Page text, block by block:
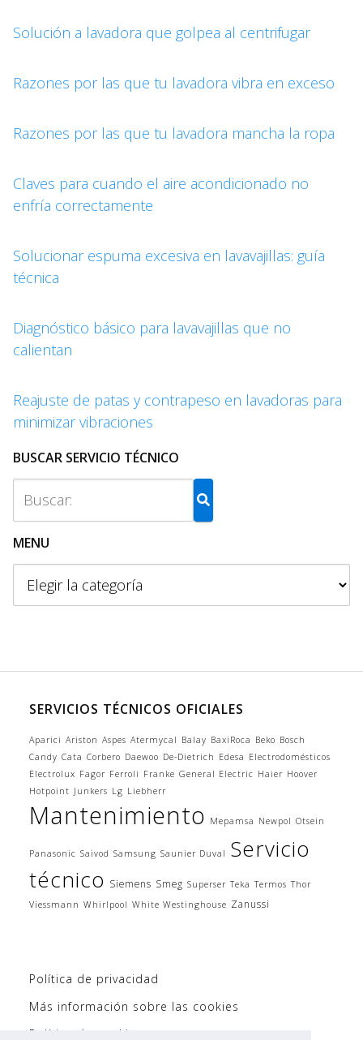
Solución a lavadora que golpea al centrifugar
Razones por las que tu lavadora vibra en exceso
Razones por las que tu lavadora mancha la ropa
Claves para cuando el aire acondicionado no
enfría correctamente
Solucionar espuma excesiva en lavavajillas: guía
técnica
Diagnóstico básico para lavavajillas que no
calientan
Reajuste de patas y contrapeso en lavadoras para
minimizar vibraciones
BUSCAR SERVICIO TÉCNICO
MENU
n
SERVICIOS TÉCNICOS OFICIALES
Aparici Ariston Aspes Atermycal Balay BaxiRoca Beko Bosch
Candy Cata Corbero Daewoo De-Dietrich Edesa Electrodomésticos
Electrolux Fagor Ferroli Franke General Electric Haier Hoover
Hotpoint Junkers Lg Liebherr
Mantenimiento Mepamsa Newpol Otsein
Panasonic Saivod Samsung Saunier Duval Servicio
técnico Siemens Smeg Superser Teka Termos Thor
Viessmann Whirlpool White Westinghouse Zanussi
Política de privacidad
Más información sobre las cookies
Política de cookies